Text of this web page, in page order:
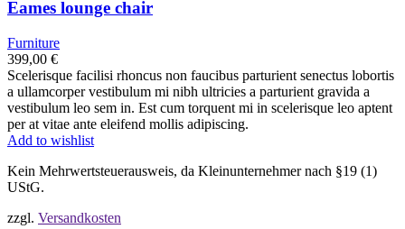
Eames lounge chair
Furniture
399,00 €
Scelerisque facilisi rhoncus non faucibus parturient senectus lobortis
a ullamcorper vestibulum mi nibh ultricies a parturient gravida a
vestibulum leo sem in. Est cum torquent mi in scelerisque leo aptent
per at vitae ante eleifend mollis adipiscing.
Add to wishlist
Kein Mehrwertsteuerausweis, da Kleinunternehmer nach §19 (1)
UStG.
zzgl. Versandkosten